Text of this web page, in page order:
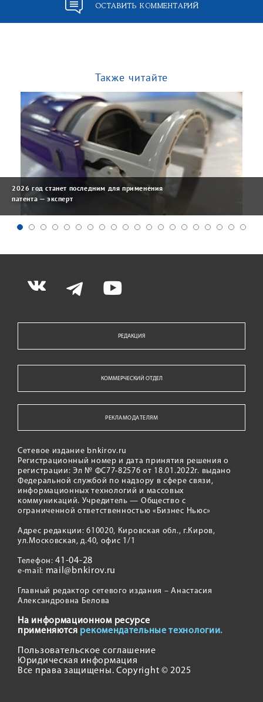
ОСТАВИТЬ КОММЕНТАРИЙ
Также читайте
2026 год станет последним для применения
патента — эксперт
РЕДАКЦИЯ
КОММЕРЧЕСКИЙ ОТДЕЛ
РЕКЛАМОДАТЕЛЯМ
Сетевое издание bnkirov.ru
Регистрационный номер и дата принятия решения о
регистрации: Эл № ФС77-82576 от 18.01.2022г. выдано
Федеральной службой по надзору в сфере связи,
информационных технологий и массовых
коммуникаций. Учредитель — Общество с
ограниченной ответственностью «Бизнес Ньюс»
Адрес редакции: 610020, Кировская обл., г.Киров,
ул.Московская, д.40, офис 1/1
Телефон:41-04-28
e-mail: mail@bnkirov.ru
Главный редактор сетевого издания – Анастасия
Александровна Белова
На информационном ресурсе
применяются рекомендательные технологии.
Пользовательское соглашение
Юридическая информация
Все права защищены. Copyright © 2025